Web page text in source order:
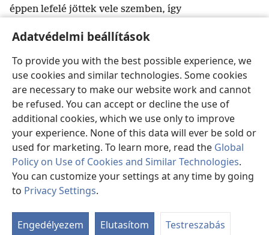
Adatvédelmi beállítások
To provide you with the best possible experience, we
use cookies and similar technologies. Some cookies
are necessary to make our website work and cannot
be refused. You can accept or decline the use of
additional cookies, which we use only to improve
your experience. None of this data will ever be sold or
used for marketing. To learn more, read the Global
Policy on Use of Cookies and Similar Technologies.
You can customize your settings at any time by going
to Privacy Settings.
Engedélyezem Elutasítom Testreszabás
éppen lefelé jöttek vele szemben, így
vigyáztam ennek mindenére a pusztában. Semmi
sem hiányzott abból, ami az övé,
mégis gonosszal
fizet nekem a jóért
. 22 Mérjen Isten súlyos
büntetést Dávid ellenségeire * , * ha akár csak
egyetlen férfit * is életben hagyok reggelre az övéi
közül!”
23 Amikor Abigail meglátta Dávidot, sietve
leszállt a szamárról, arcra borult előtte, és a földig
meghajolt. 24 Aztán leborult a lábához, és így szólt:
„Uram, rajtam legyen a vétek! Kérlek, hadd beszéljen
hozzád szolgálólányod, és hallgasd meg
szolgálólányod szavait! 25 Kérlek, uram, ne törődj
ezzel a semmirekellő Nábállal
, mert olyan ő,